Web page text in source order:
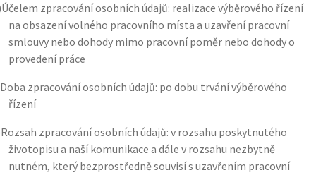
Účelem zpracování osobních údajů: realizace výběrového řízení
na obsazení volného pracovního místa a uzavření pracovní
smlouvy nebo dohody mimo pracovní poměr nebo dohody o
provedení práce
Doba zpracování osobních údajů: po dobu trvání výběrového
řízení
Rozsah zpracování osobních údajů: v rozsahu poskytnutého
životopisu a naší komunikace a dále v rozsahu nezbytně
nutném, který bezprostředně souvisí s uzavřením pracovní